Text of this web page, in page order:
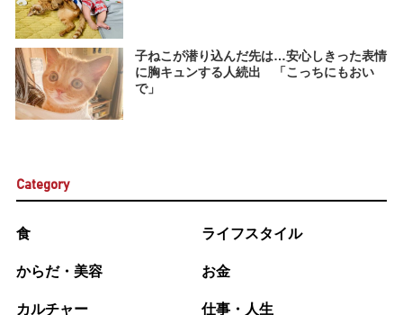
子ねこが潜り込んだ先は…安心しきった表情
に胸キュンする人続出 「こっちにもおい
で」
Category
食 ライフスタイル
からだ・美容 お金
カルチャー 仕事・人生